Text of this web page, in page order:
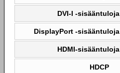
DVI-I -sisääntuloja
DisplayPort -sisääntuloja
HDMI-sisääntuloja
HDCP